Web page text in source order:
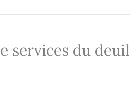
services du deuil